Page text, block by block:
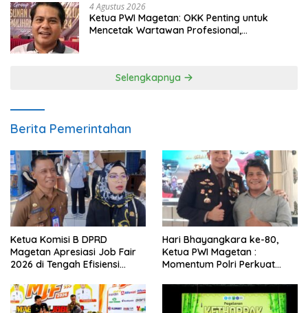
4 Agustus 2026
Ketua PWI Magetan: OKK Penting untuk
Mencetak Wartawan Profesional,
Selengkapnya
Berita Pemerintahan
Ketua Komisi B DPRD
Magetan Apresiasi Job Fair
2026 di Tengah Efisiensi
Hari Bhayangkara ke-80,
Ketua PWI Magetan :
Momentum Polri Perkuat